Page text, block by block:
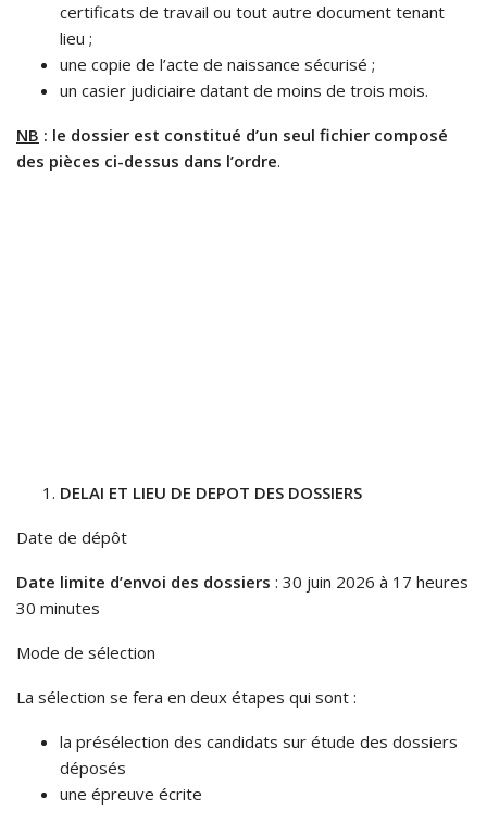
certificats de travail ou tout autre document tenant
lieu ;
une copie de l’acte de naissance sécurisé ;
un casier judiciaire datant de moins de trois mois.
NB : le dossier est constitué d’un seul fichier composé
des pièces ci-dessus dans l’ordre.
DELAI ET LIEU DE DEPOT DES DOSSIERS
Date de dépôt
Date limite d’envoi des dossiers : 30 juin 2026 à 17 heures
30 minutes
Mode de sélection
La sélection se fera en deux étapes qui sont :
la présélection des candidats sur étude des dossiers
déposés
une épreuve écrite